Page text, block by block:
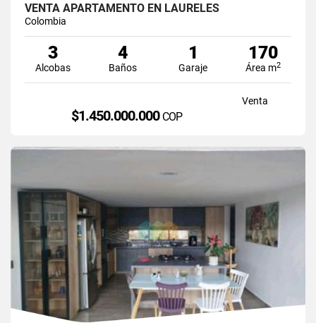
VENTA APARTAMENTO EN LAURELES
Colombia
3
Alcobas
4
Baños
1
Garaje
170
Área m2
Venta
$1.450.000.000 COP